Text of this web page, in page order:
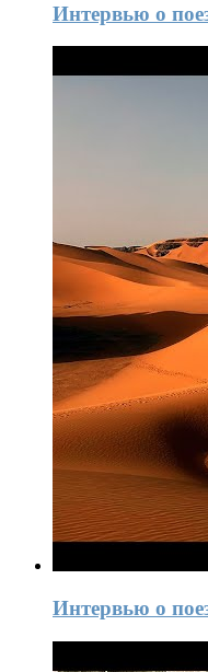
Интервью о
Интервью o